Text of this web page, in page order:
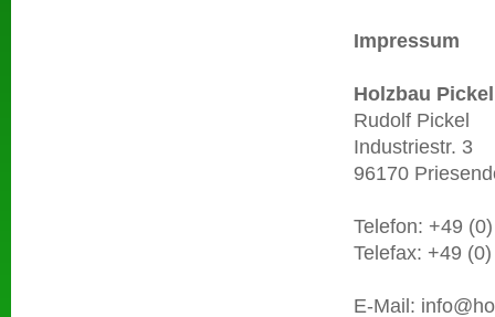
Impressum
Holzbau Pickel
Rudolf Pickel
Industriestr. 3
96170
Telefon: +49
Telefax: +49
E-Mail: